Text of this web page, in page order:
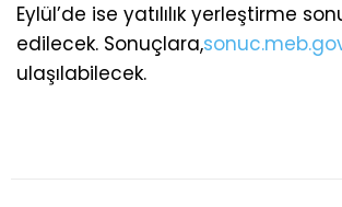
Eylül’de ise yatılılık yerleştirme
edilecek. Sonuçlara,
ulaşılabilecek.